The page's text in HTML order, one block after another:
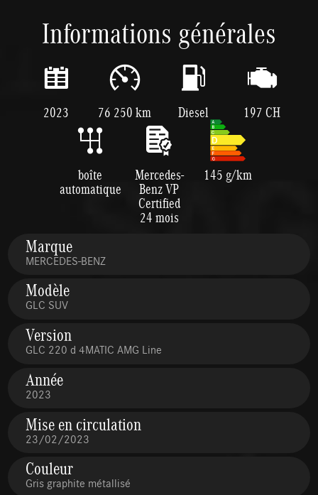
Informations générales
2023 76 250 km Diesel 197 CH
boîte
automatique
Mercedes-
Benz VP
Certified
24 mois
145 g/km
Marque
MERCEDES-BENZ
Modèle
GLC SUV
Version
GLC 220 d 4MATIC AMG Line
Année
2023
Mise en circulation
23/02/2023
Couleur
Gris graphite métallisé